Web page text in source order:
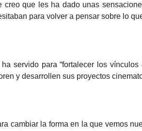
que les ha dado unas
para volver a pensar sobre lo
servido para “fortalecer los
y desarrollen sus proyectos
cambiar la forma en la que vemos